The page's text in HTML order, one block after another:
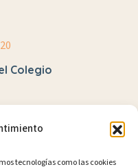
tecnologías como las cookies
Colegio
por el autismo en